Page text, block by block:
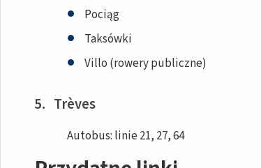
Pociąg
Taksówki
Villo (rowery publiczne)
5. Trèves
Autobus: linie 21, 27, 64